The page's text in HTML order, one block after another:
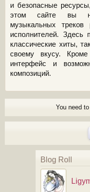
и безопасные
этом сайте вы
музыкальных
исполнителей. Здесь
классические хиты,
своему вкусу.
интерфейс и
композиций.
You need
Blog Roll